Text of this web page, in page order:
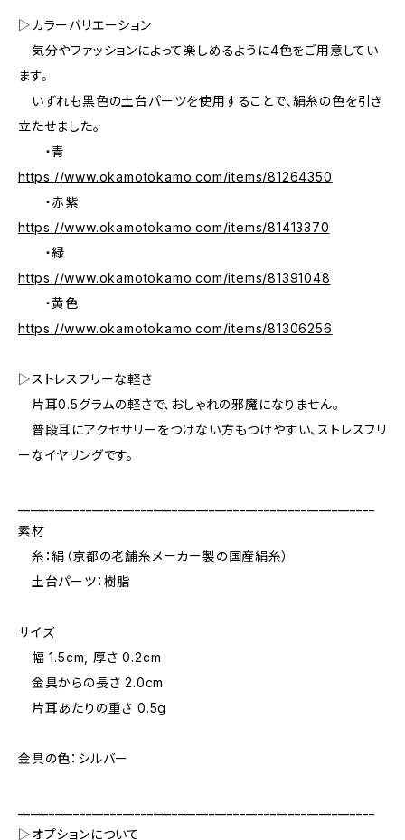
▷カラーバリエーション
気分やファッションによって楽しめるように4色をご用意してい
ます。
いずれも黒色の土台パーツを使用することで、絹糸の色を引き
立たせました。
・青
https://www.okamotokamo.com/items/81264350
・赤紫
https://www.okamotokamo.com/items/81413370
・緑
https://www.okamotokamo.com/items/81391048
・黄色
https://www.okamotokamo.com/items/81306256
▷ストレスフリーな軽さ
片耳0.5グラムの軽さで、おしゃれの邪魔になりません。
普段耳にアクセサリーをつけない方もつけやすい、ストレスフリ
ーなイヤリングです。
素材
糸：絹（京都の老舗糸メーカー製の国産絹糸）
土台パーツ：樹脂
サイズ
幅 1.5cm, 厚さ 0.2cm
金具からの長さ 2.0cm
片耳あたりの重さ 0.5g
金具の色：シルバー
▷オプションについて